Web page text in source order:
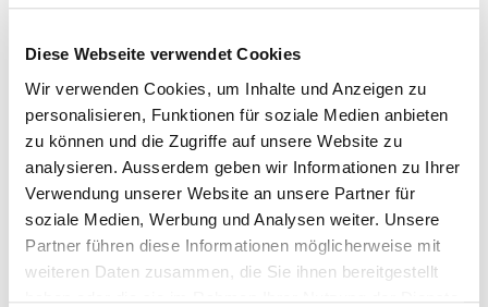
Diese Webseite verwendet Cookies
Wir verwenden Cookies, um Inhalte und Anzeigen zu
personalisieren, Funktionen für soziale Medien anbieten
zu können und die Zugriffe auf unsere Website zu
analysieren. Ausserdem geben wir Informationen zu Ihrer
Verwendung unserer Website an unsere Partner für
soziale Medien, Werbung und Analysen weiter. Unsere
Partner führen diese Informationen möglicherweise mit
weiteren Daten zusammen, die Sie ihnen bereitgestellt
aufgeführt.
Developer Portale Marke NDGIT
Die Firma hinter den beiden Developer-Portalen für
die PSD2 relevanten APIs ist das Münchner Startup
NDGIT GmbH. NDGIT hat sich auf Lösungen
hinsichtlich der PSD2 relevanten Schnittstellen für
EU-Banken spezialisiert und sich mit diversen
Projekten in diesem Rahmen einen Namen gemacht.
Durch das Prinzip von „Banking-as-a-